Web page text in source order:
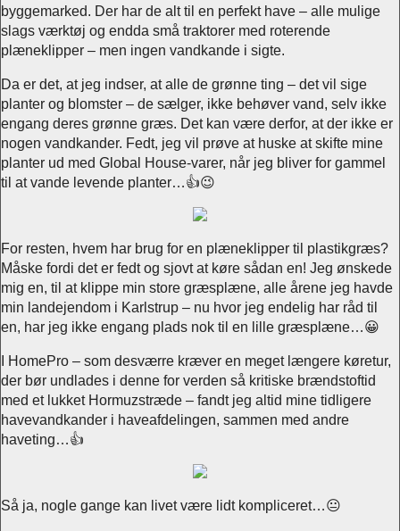
byggemarked. Der har de alt til en perfekt have – alle mulige
slags værktøj og endda små traktorer med roterende
plæneklipper – men ingen vandkande i sigte.
Da er det, at jeg indser, at alle de grønne ting – det vil sige
planter og blomster – de sælger, ikke behøver vand, selv ikke
engang deres grønne græs. Det kan være derfor, at der ikke er
nogen vandkander. Fedt, jeg vil prøve at huske at skifte mine
planter ud med Global House-varer, når jeg bliver for gammel
til at vande levende planter…👍😉
For resten, hvem har brug for en plæneklipper til plastikgræs?
Måske fordi det er fedt og sjovt at køre sådan en! Jeg ønskede
mig en, til at klippe min store græsplæne, alle årene jeg havde
min landejendom i Karlstrup – nu hvor jeg endelig har råd til
en, har jeg ikke engang plads nok til en lille græsplæne…😀
I HomePro – som desværre kræver en meget længere køretur,
der bør undlades i denne for verden så kritiske brændstoftid
med et lukket Hormuzstræde – fandt jeg altid mine tidligere
havevandkander i haveafdelingen, sammen med andre
haveting…👍
Så ja, nogle gange kan livet være lidt kompliceret…😐